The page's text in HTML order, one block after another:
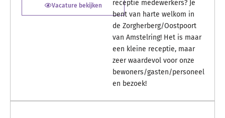
Vacature bekijken
receptie medewerkers? Je
bent van harte welkom in
de Zorgherberg/Oostpoort
van Amstelring! Het is maar
een kleine receptie, maar
zeer waardevol voor onze
bewoners/gasten/personeel
en bezoek!